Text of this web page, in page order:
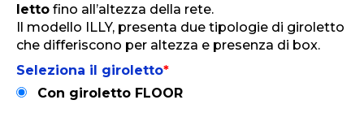
letto fino all’altezza della rete.
Il modello ILLY, presenta due tipologie di giroletto
che differiscono per altezza e presenza di box.
Seleziona il giroletto*
Con giroletto FLOOR